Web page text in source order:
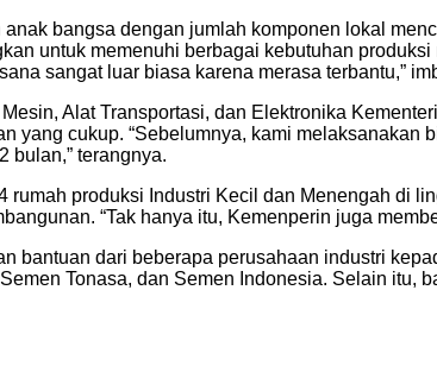
bangsa dengan jumlah komponen lokal
untuk memenuhi berbagai kebutuhan
sangat luar biasa karena merasa terbantu,”
Alat Transportasi, dan Elektronika
yang cukup. “Sebelumnya, kami
bulan,” terangnya.
rumah produksi Industri Kecil dan Menengah di
“Tak hanya itu, Kemenperin juga
bantuan dari beberapa perusahaan industri
Tonasa, dan Semen Indonesia. Selain